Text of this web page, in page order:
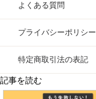
よくある質問
プライバシーポリシー
特定商取引法の表記
記事を読む